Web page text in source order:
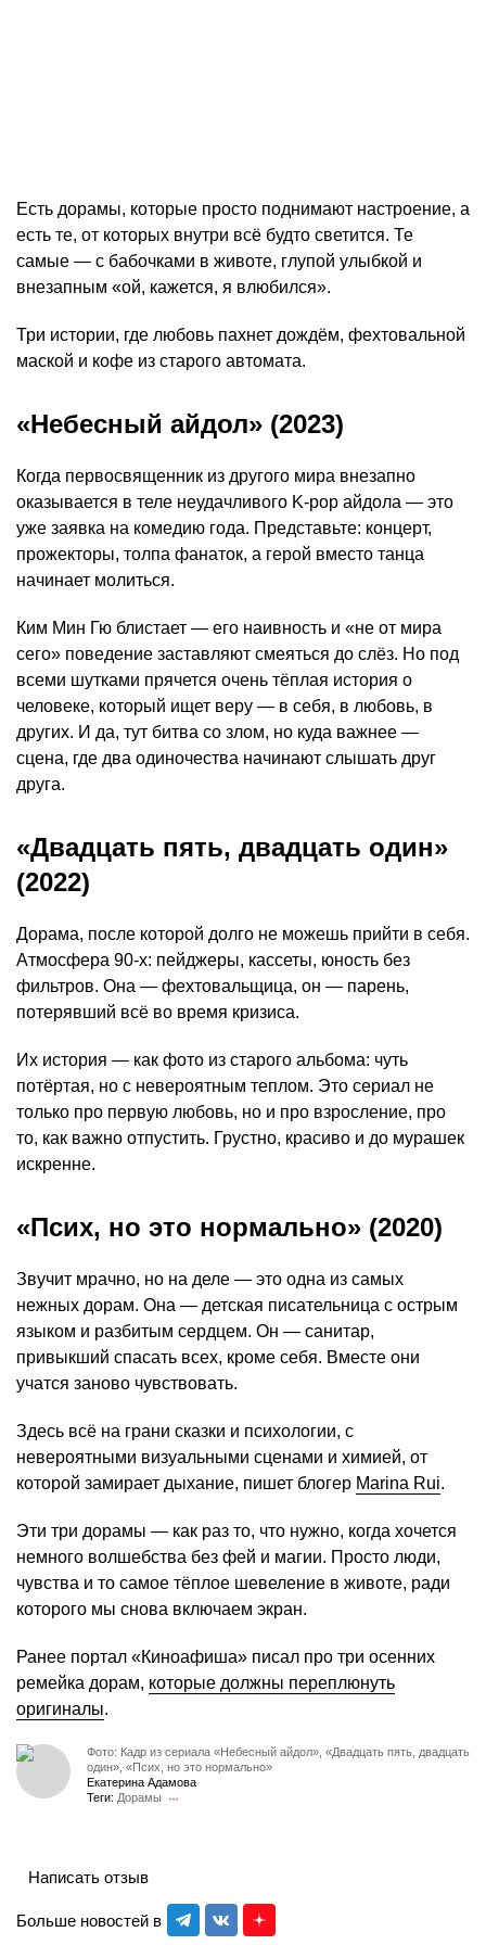
Есть дорамы, которые просто поднимают настроение, а
есть те, от которых внутри всё будто светится. Те
самые — с бабочками в животе, глупой улыбкой и
внезапным «ой, кажется, я влюбился».
Три истории, где любовь пахнет дождём, фехтовальной
маской и кофе из старого автомата.
«Небесный айдол» (2023)
Когда первосвященник из другого мира внезапно
оказывается в теле неудачливого K-pop айдола — это
уже заявка на комедию года. Представьте: концерт,
прожекторы, толпа фанаток, а герой вместо танца
начинает молиться.
Ким Мин Гю блистает — его наивность и «не от мира
сего» поведение заставляют смеяться до слёз. Но под
всеми шутками прячется очень тёплая история о
человеке, который ищет веру — в себя, в любовь, в
других. И да, тут битва со злом, но куда важнее —
сцена, где два одиночества начинают слышать друг
друга.
«Двадцать пять, двадцать один»
(2022)
Дорама, после которой долго не можешь прийти в себя.
Атмосфера 90-х: пейджеры, кассеты, юность без
фильтров. Она — фехтовальщица, он — парень,
потерявший всё во время кризиса.
Их история — как фото из старого альбома: чуть
потёртая, но с невероятным теплом. Это сериал не
только про первую любовь, но и про взросление, про
то, как важно отпустить. Грустно, красиво и до мурашек
искренне.
«Псих, но это нормально» (2020)
Звучит мрачно, но на деле — это одна из самых
нежных дорам. Она — детская писательница с острым
языком и разбитым сердцем. Он — санитар,
привыкший спасать всех, кроме себя. Вместе они
учатся заново чувствовать.
Здесь всё на грани сказки и психологии, с
невероятными визуальными сценами и химией, от
которой замирает дыхание, пишет блогер Marina Rui.
Эти три дорамы — как раз то, что нужно, когда хочется
немного волшебства без фей и магии. Просто люди,
чувства и то самое тёплое шевеление в животе, ради
которого мы снова включаем экран.
Ранее портал «Киноафиша» писал про три осенних
ремейка дорам, которые должны переплюнуть
оригиналы.
Фото: Кадр из сериала «Небесный айдол», «Двадцать пять, двадцать
один», «Псих, но это нормально»
Екатерина Адамова
Теги: Дорамы
Больше новостей в
Написать отзыв